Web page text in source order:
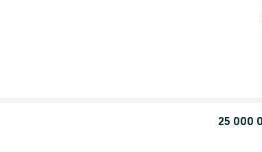
25 000